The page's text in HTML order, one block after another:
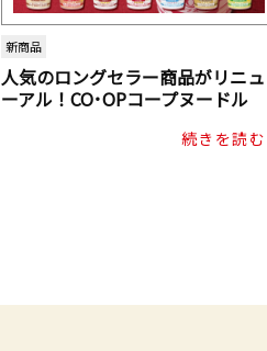
新商品
人気のロングセラー商品がリニュ
ーアル！CO･OPコープヌードル
続きを読む